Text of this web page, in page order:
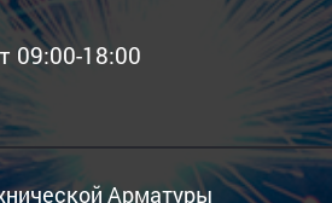
09:00-18:00
Арматуры